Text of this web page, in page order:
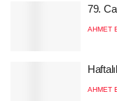
79.
AHMET
AHMET